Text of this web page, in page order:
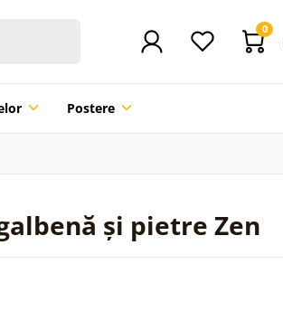
0
Postere
și pietre Zen